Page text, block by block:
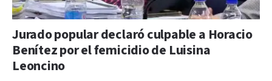
Jurado popular declaró culpable a Horacio
Benítez por el femicidio de Luisina
Leoncino